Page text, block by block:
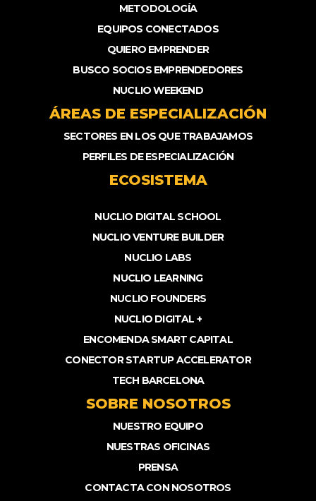
METODOLOGÍA
EQUIPOS CONECTADOS
QUIERO EMPRENDER
BUSCO SOCIOS EMPRENDEDORES
NUCLIO WEEKEND
ÁREAS DE ESPECIALIZACIÓN
SECTORES EN LOS QUE TRABAJAMOS
PERFILES DE ESPECIALIZACIÓN
ECOSISTEMA
NUCLIO DIGITAL SCHOOL
NUCLIO VENTURE BUILDER
NUCLIO LABS
NUCLIO LEARNING
NUCLIO FOUNDERS
NUCLIO DIGITAL +
ENCOMENDA SMART CAPITAL
CONECTOR STARTUP ACCELERATOR
TECH BARCELONA
SOBRE NOSOTROS
NUESTRO EQUIPO
NUESTRAS OFICINAS
PRENSA
CONTACTA CON NOSOTROS